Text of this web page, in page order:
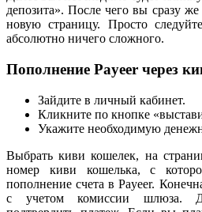
депозита». После чего вы сразу
новую страницу. Просто
абсолютно ничего сложного.
Пополнение Payeer через
Зайдите в личный кабинет.
Кликните по кнопке
Укажите необходимую
Выбрать киви кошелек, на
номер киви кошелька, с
пополнение счета в Payeer.
с учетом комиссии шлюза.